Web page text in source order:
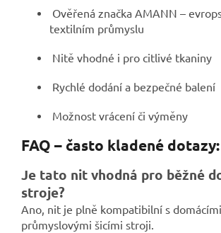
Ověřená značka AMANN –
textilním průmyslu
Nitě vhodné i pro citlivé tkaniny
Rychlé dodání a bezpečné balení
Možnost vrácení či výměny
FAQ – často kladené dotazy:
Je tato nit vhodná pro běžné
stroje?
Ano, nit je plně kompatibilní s
průmyslovými šicími stroji.